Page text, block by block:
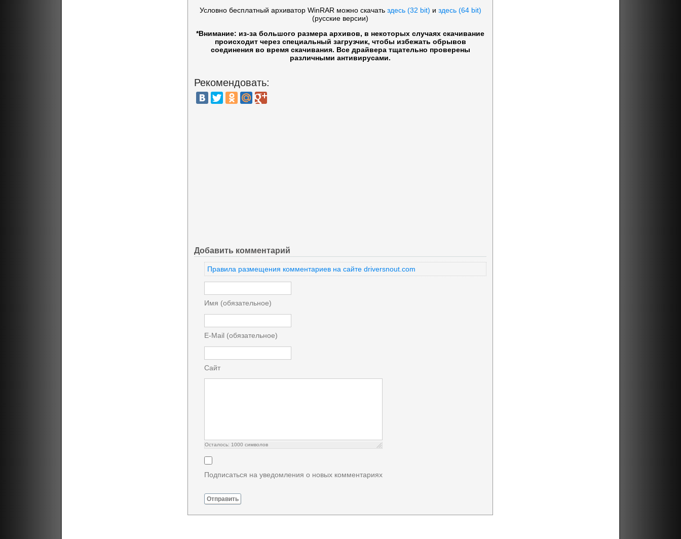
Условно бесплатный архиватор WinRAR можно скачать здесь (32 bit) и здесь (64 bit)
(русские версии)
*Внимание: из-за большого размера архивов, в некоторых случаях скачивание
происходит через специальный загрузчик, чтобы избежать обрывов
соединения во время скачивания. Все драйвера тщательно проверены
различными антивирусами.
Рекомендовать:
Добавить комментарий
Правила размещения комментариев на сайте driversnout.com
Имя (обязательное)
E-Mail (обязательное)
Сайт
Осталось: 1000 символов
Подписаться на уведомления о новых комментариях
Отправить